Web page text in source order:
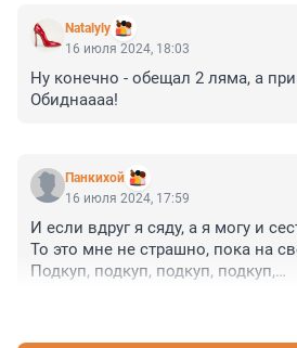
Natalyly
16 июля 2024, 18:03
Ну конечно - обещал 2 ляма, а
Обиднаааа!
Панкихой
16 июля 2024, 17:59
И если вдруг я сяду, а я могу и
То это мне не страшно, пока на
Подкуп, подкуп, подкуп, подкуп,